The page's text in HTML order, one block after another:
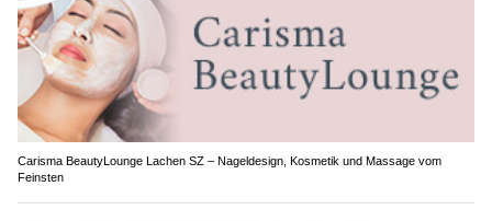
Carisma BeautyLounge Lachen SZ – Nageldesign, Kosmetik und Massage vom
Feinsten